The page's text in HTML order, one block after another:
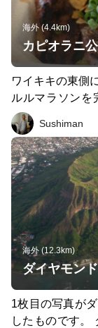
レー・ループ・
ングでも、バ
リフトでも、レ
能です。 トレイルの入り口らしき所に到着すると、看板
にはループコー
す。そこから数
の入り口に到着。 このマキキ・バレー・ループ・ト
ルは ① マウナラハ・トレイル（0.7マイル＝1.1km、コー
スの右の部分） ② マキキ・バレー・トレイル （1.1マイ
ル＝1.8km、コースの上
イル（0.7マイル＝
レイルで構成されて
時計回りに回
見当たらない
遇。。ここは山上り
いうことで、岩
走れないかもしれません。 ③は
く（反時計回り
の雨量にもより
海外 (4.4km)
ワイキキの東側
ルルマラソンを
所。それもその
らです。 （おそらく、ホノルルマラソンを完走した日本
のランナーにと
そんなことを思
グを♪と思いス
ば、そこに誘惑が...！ モンサラット通りを
600mほどで、
に見えてきます
レートランチBEST10
列が出来る日もチラホラ。 この
そうと思って、
ルーンの誘惑に
このパターンは...（ワ
Sushiman
海外 (12.3km)
ダイヤモン
1枚目の写真が
したものです。 ダイヤモンドヘッドの南側はホノルルマ